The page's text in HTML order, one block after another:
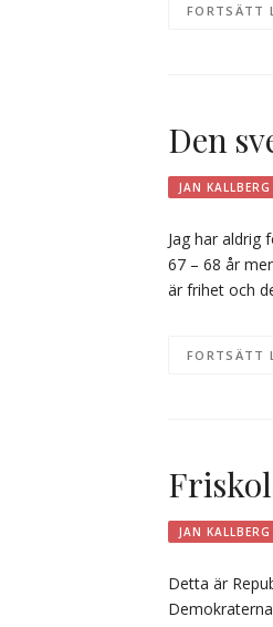
FORTSÄTT
Den
JAN KALLBERG
Jag har aldrig
67 – 68 år
är frihet och
FORTSÄTT
JAN KALLBERG
Detta är